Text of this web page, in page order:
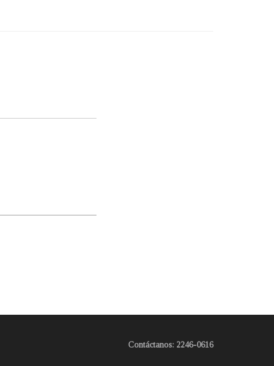
Contáctanos: 2246-0616